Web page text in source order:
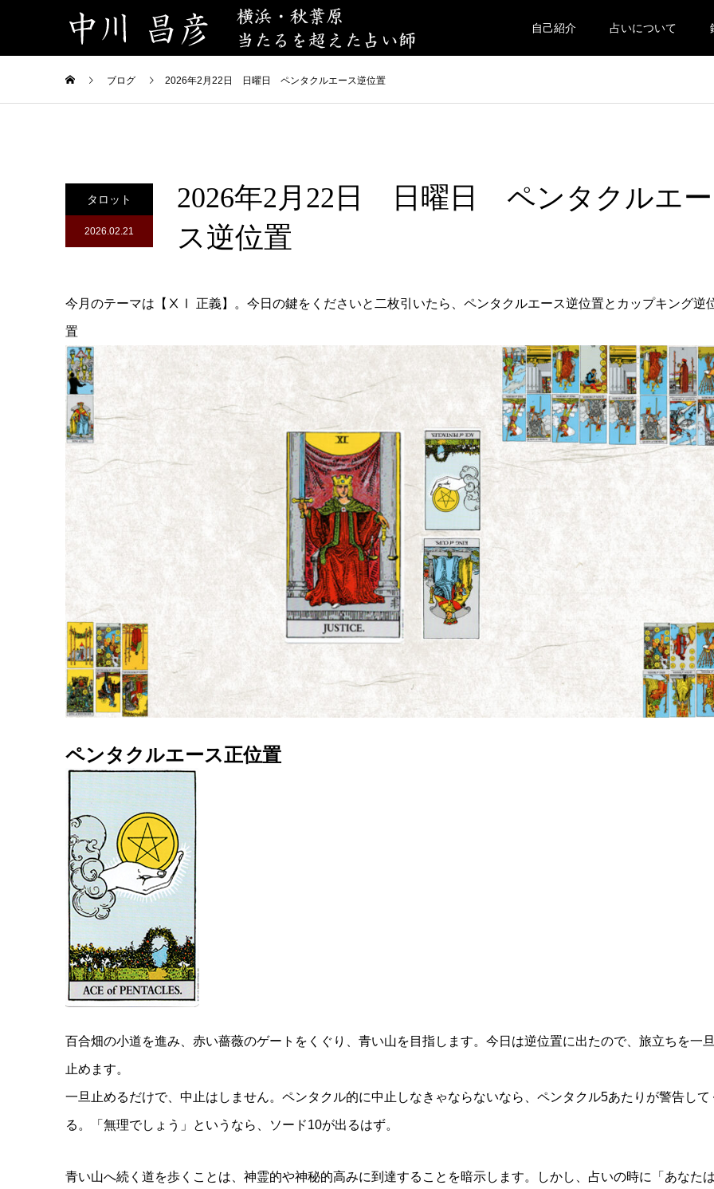
自己紹介 占いについて
ブログ 2026年2月22日 日曜日 ペンタクルエース逆位置
タロット
2026.02.21
2026年2月22日 日曜日 ペンタクルエー
ス逆位置
今月のテーマは【ⅩⅠ 正義】。今日の鍵をくださいと二枚引いたら、ペンタクルエース逆位置とカップキング逆
置
ペンタクルエース正位置
百合畑の小道を進み、赤い薔薇のゲートをくぐり、青い山を目指します。今日は逆位置に出たので、旅立ちを一旦
止めます。
一旦止めるだけで、中止はしません。ペンタクル的に中止しなきゃならないなら、ペンタクル5あたりが警告して
る。「無理でしょう」というなら、ソード10が出るはず。
青い山へ続く道を歩くことは、神霊的や神秘的高みに到達することを暗示します。しかし、占いの時に「あなたは